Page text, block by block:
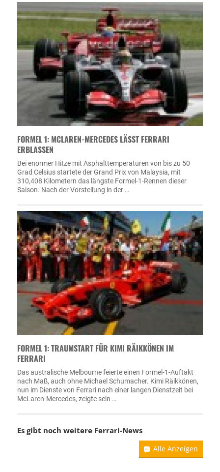
FORMEL 1: MCLAREN-MERCEDES LÄSST FERRARI
ERBLASSEN
Bei enormer Hitze mit Asphalttemperaturen von bis zu 50
Grad Celsius startete der Grand Prix von Malaysia, mit
310,408 Kilometern das längste Formel-1-Rennen dieser
Saison. Nach der Vorstellung in der …
FORMEL 1: TRAUMSTART FÜR KIMI RÄIKKÖNEN IM
FERRARI
Das australische Melbourne feierte einen Formel-1-Auftakt
nach Maß, auch ohne Michael Schumacher. Kimi Räikkönen,
nun im Dienste von Ferrari nach einer langen Dienstzeit bei
McLaren-Mercedes, zeigte sein …
Es gibt noch weitere Ferrari-News
Alle Anzeigen